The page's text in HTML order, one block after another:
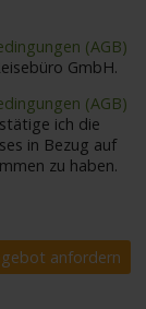
(AGB)
GmbH.
(AGB)
in Bezug auf
zu haben.